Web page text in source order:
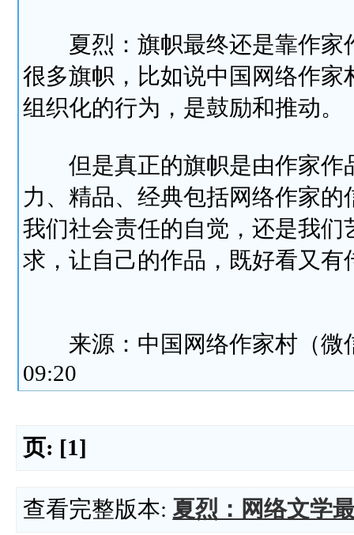
夏烈：旗帜最终还是靠作家
很多旗帜，比如说中国网络作
组织化的行为，是鼓励和推动。
但是真正的旗帜是由作家作
力、精品、经典包括网络作家
我们社会责任的自觉，还是我
求，让自己的作品，既好看又有
来源：中国网络作家村（
09:20
页: [1]
查看完整版本: 夏烈：网络文学